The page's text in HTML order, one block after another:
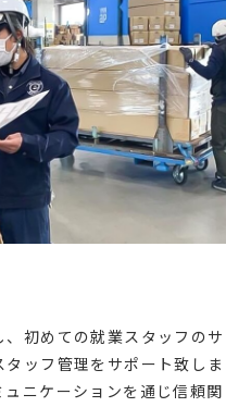
初めての就業スタッフのサ
ッフ管理をサポート致しま
ニケーションを通じ信頼関